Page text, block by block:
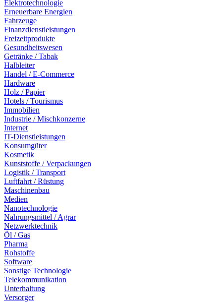
Elektrotechnologie
Erneuerbare Energien
Fahrzeuge
Finanzdienstleistungen
Freizeitprodukte
Gesundheitswesen
Getränke / Tabak
Halbleiter
Handel / E-Commerce
Hardware
Holz / Papier
Hotels / Tourismus
Immobilien
Industrie / Mischkonzerne
Internet
IT-Dienstleistungen
Konsumgüter
Kosmetik
Kunststoffe / Verpackungen
Logistik / Transport
Luftfahrt / Rüstung
Maschinenbau
Medien
Nanotechnologie
Nahrungsmittel / Agrar
Netzwerktechnik
Öl / Gas
Pharma
Rohstoffe
Software
Sonstige Technologie
Telekommunikation
Unterhaltung
Versorger